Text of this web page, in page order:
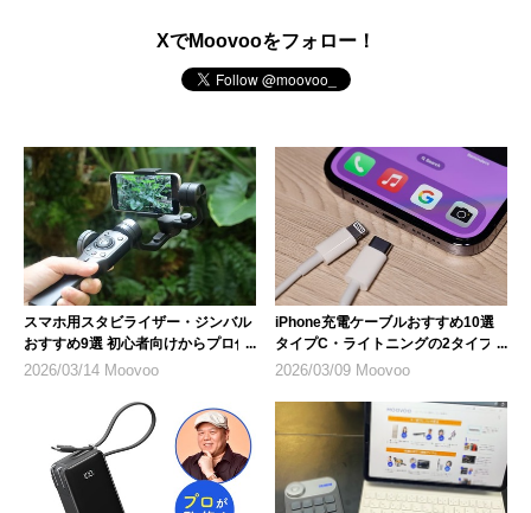
XでMoovooをフォロー！
スマホ用スタビライザー・ジンバル
おすすめ9選 初心者向けからプロ仕
様まで
2026/03/14 Moovoo
iPhone充電ケーブルおすすめ10選
タイプC・ライトニングの2タイプ
を紹介
2026/03/09 Moovoo